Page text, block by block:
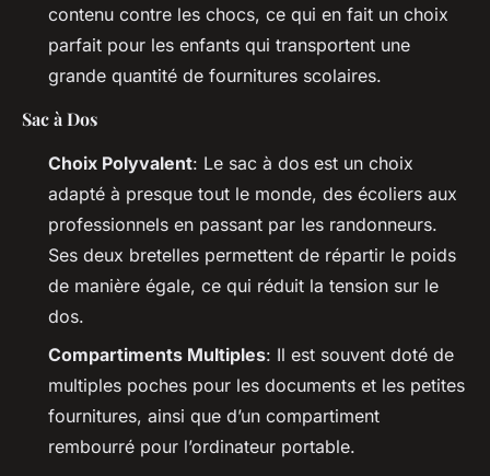
contenu contre les chocs, ce qui en fait un choix
parfait pour les enfants qui transportent une
grande quantité de fournitures scolaires.
Sac à Dos
Choix Polyvalent: Le sac à dos est un choix
adapté à presque tout le monde, des écoliers aux
professionnels en passant par les randonneurs.
Ses deux bretelles permettent de répartir le poids
de manière égale, ce qui réduit la tension sur le
dos.
Compartiments Multiples: Il est souvent doté de
multiples poches pour les documents et les petites
fournitures, ainsi que d’un compartiment
rembourré pour l’ordinateur portable.